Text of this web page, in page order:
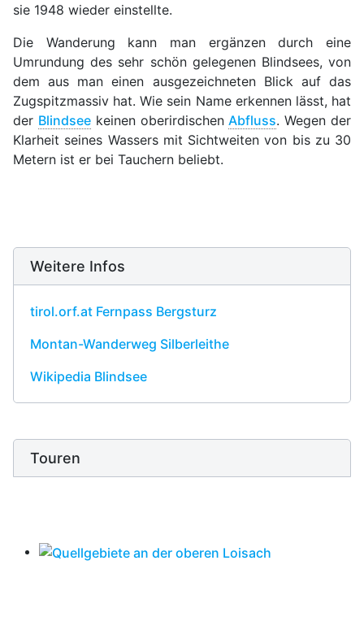
sie 1948 wieder einstellte.
Die Wanderung kann man ergänzen durch eine
Umrundung des sehr schön gelegenen Blindsees, von
dem aus man einen ausgezeichneten Blick auf das
Zugspitzmassiv hat. Wie sein Name erkennen lässt, hat
der Blindseekeinen oberirdischenAbfluss. Wegen der
Klarheit seines Wassers mit Sichtweiten von bis zu 30
Metern ist er bei Tauchern beliebt.
Weitere Infos
tirol.orf.at Fernpass Bergsturz
Montan-Wanderweg Silberleithe
Wikipedia Blindsee
Touren